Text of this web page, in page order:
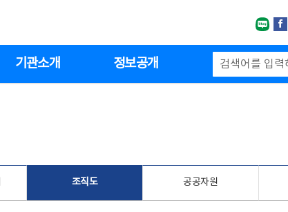
네
기관소개 정보공개
조직도 공공자원